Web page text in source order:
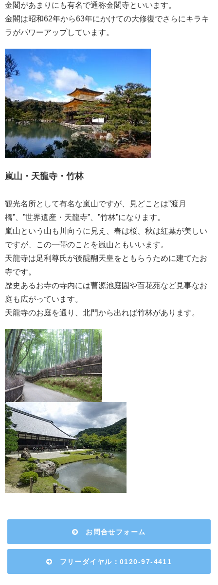
金閣があまりにも有名で通称金閣寺といいます。
金閣は昭和62年から63年にかけての大修復でさらにキラキ
ラがパワーアップしています。
嵐山・天龍寺・竹林
観光名所として有名な嵐山ですが、見どことは”渡月
橋”、”世界遺産・天龍寺”、”竹林”になります。
嵐山という山も川向うに見え、春は桜、秋は紅葉が美しい
ですが、この一帯のことを嵐山ともいいます。
天龍寺は足利尊氏が後醍醐天皇をともらうために建てたお
寺です。
歴史あるお寺の寺内には曹源池庭園や百花苑など見事なお
庭も広がっています。
天龍寺のお庭を通り、北門から出れば竹林があります。
お問合せフォーム
フリーダイヤル：0120-97-4411